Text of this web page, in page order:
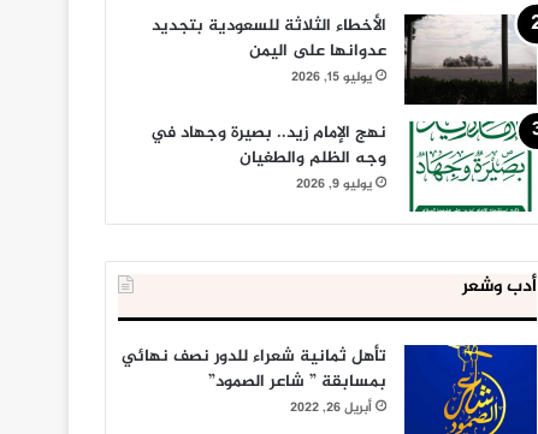
الأخطاء الثلاثة للسعودية بتجديد
عدوانها على اليمن
يوليو 15, 2026
نهج الإمام زيد.. بصيرة وجهاد في
وجه الظلم والطغيان
يوليو 9, 2026
أدب وشعر
تأهل ثمانية شعراء للدور نصف نهائي
بمسابقة ” شاعر الصمود”
أبريل 26, 2022